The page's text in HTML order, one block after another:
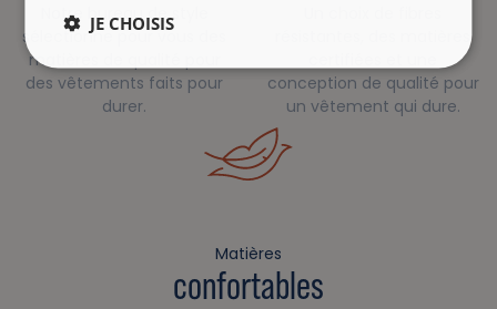
Notre bureau de style
sélectionne pour vous des
matières de qualité pour
des vêtements faits pour
durer.
conception de qualité pour
un vêtement qui dure.
Matières
confortables
JE CHOISIS